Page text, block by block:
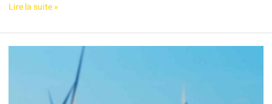
Lire la suite »